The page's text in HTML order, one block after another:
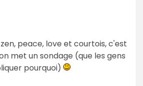
peace, love et courtois, c'est
met un sondage (que les gens
pourquoi)